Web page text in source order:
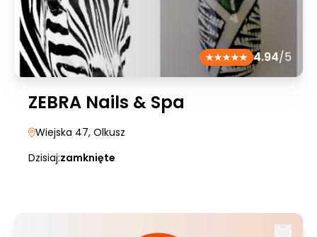
4.94/5
ZEBRA Nails & Spa
Wiejska 47, Olkusz
Dzisiaj:zamknięte